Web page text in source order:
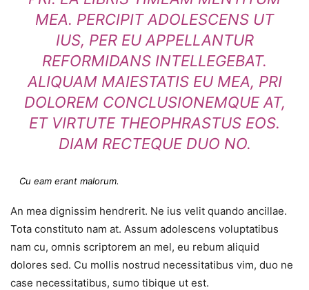
MEA. PERCIPIT ADOLESCENS UT
IUS, PER EU APPELLANTUR
REFORMIDANS INTELLEGEBAT.
ALIQUAM MAIESTATIS EU MEA, PRI
DOLOREM CONCLUSIONEMQUE AT,
ET VIRTUTE THEOPHRASTUS EOS.
DIAM RECTEQUE DUO NO.
Cu eam erant malorum.
An mea dignissim hendrerit. Ne ius velit quando ancillae.
Tota constituto nam at. Assum adolescens voluptatibus
nam cu, omnis scriptorem an mel, eu rebum aliquid
dolores sed. Cu mollis nostrud necessitatibus vim, duo ne
case necessitatibus, sumo tibique ut est.